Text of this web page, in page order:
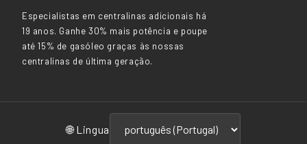
Especialistas em centralinas adicionais há
19 anos. Ganhe 30% mais potência e poupe
até 15% de gasóleo graças às nossas
centralinas de última geração.
🌐 Lingua